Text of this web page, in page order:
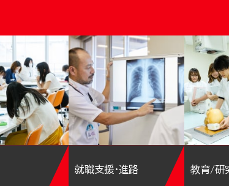
就職支援・進路 教育/研